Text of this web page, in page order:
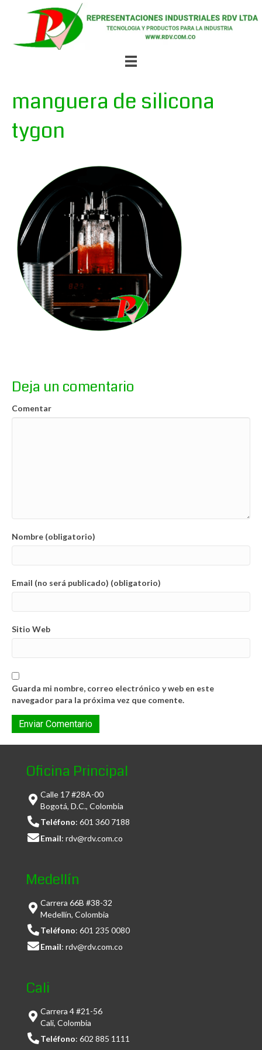
manguera de silicona
tygon
Deja un comentario
Comentar
Nombre (obligatorio)
Email (no será publicado) (obligatorio)
Sitio Web
Guarda mi nombre, correo electrónico y web en este
navegador para la próxima vez que comente.
Oficina Principal
Calle 17 #28A-00
Bogotá, D.C., Colombia
Teléfono: 601 360 7188
Email: rdv@rdv.com.co
Medellín
Carrera 66B #38-32
Medellín, Colombia
Teléfono: 601 235 0080
Email: rdv@rdv.com.co
Cali
Carrera 4 #21-56
Cali, Colombia
Teléfono: 602 885 1111